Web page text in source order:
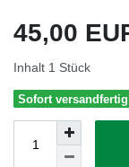
45,00
Inhalt 1 Stück
Sofort